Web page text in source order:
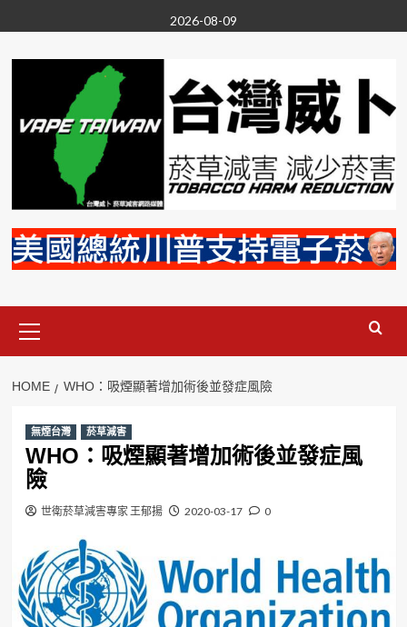
to
content
2026-08-09
Menu
HOME WHO：吸煙顯著增加術後並發症風險
無煙台灣 菸草減害
WHO：吸煙顯著增加術後並發症風
險
世衛菸草減害專家 王郁揚 2020-03-17 0